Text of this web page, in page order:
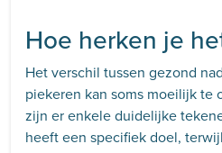
Hoe herken je
Het verschil tussen gezond
piekeren kan soms moeilijk te
zijn er enkele duidelijke
heeft een specifiek doel,